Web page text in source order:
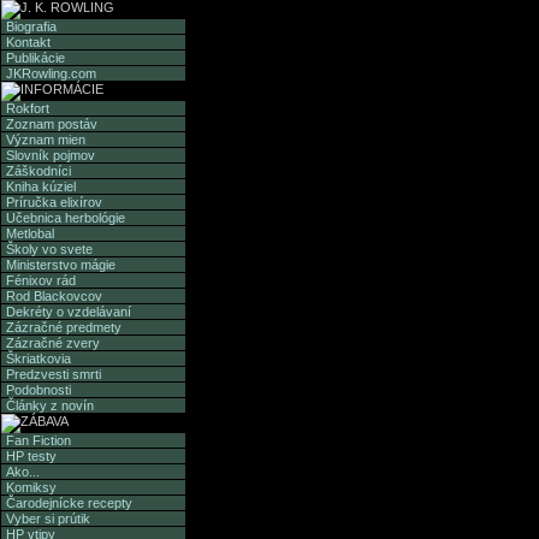
Biografia
Kontakt
Publikácie
JKRowling.com
Rokfort
Zoznam postáv
Význam mien
Slovník pojmov
Záškodníci
Kniha kúziel
Príručka elixírov
Učebnica herbológie
Metlobal
Školy vo svete
Ministerstvo mágie
Fénixov rád
Rod Blackovcov
Dekréty o vzdelávaní
Zázračné predmety
Zázračné zvery
Škriatkovia
Predzvesti smrti
Podobnosti
Články z novín
Fan Fiction
HP testy
Ako...
Komiksy
Čarodejnícke recepty
Vyber si prútik
HP vtipy